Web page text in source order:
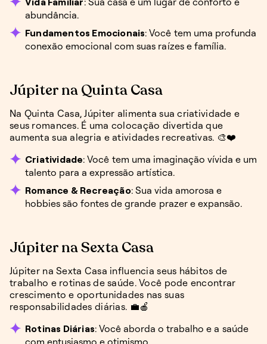
abundância.
Fundamentos Emocionais: Você tem uma profunda
conexão emocional com suas raízes e família.
Júpiter na Quinta Casa
Na Quinta Casa, Júpiter alimenta sua criatividade e
seus romances. É uma colocação divertida que
aumenta sua alegria e atividades recreativas. 🎨❤️
Criatividade: Você tem uma imaginação vívida e um
talento para a expressão artística.
Romance & Recreação: Sua vida amorosa e
hobbies são fontes de grande prazer e expansão.
Júpiter na Sexta Casa
Júpiter na Sexta Casa influencia seus hábitos de
trabalho e rotinas de saúde. Você pode encontrar
crescimento e oportunidades nas suas
responsabilidades diárias. 💼🍎
Rotinas Diárias: Você aborda o trabalho e a saúde
com entusiasmo e otimismo.